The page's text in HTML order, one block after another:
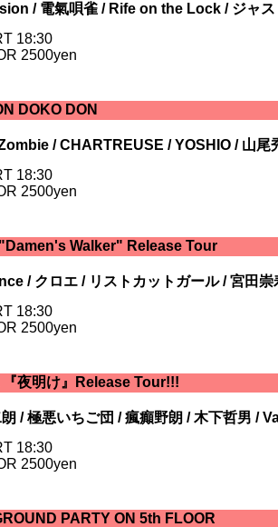
/ 電氣唄雀 / Rife on the Lock / ジャ
18:30
2500yen
DOKO DON
/ CHARTREUSE / YOSHIO / 山尾
18:30
2500yen
Walker" Release Tour
/ クロエ / リストカットガール / 宮田崇
18:30
2500yen
夜明け』Release Tour!!!
/ 極悪いちご団 / 瘋癲野朗 / 木下哲男 /
18:30
2500yen
PARTY ON 5th FLOOR